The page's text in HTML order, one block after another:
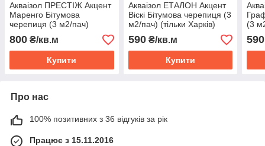
Акваізол ПРЕСТІЖ Акцент
Маренго Бітумова
черепиця (3 м2/пач)
(тільки Харків)
800 ₴/кв.м
Купити
Акваізол ЕТАЛОН Акцент
Віскі Бітумова черепиця (3
м2/пач) (тільки Харків)
590₴/кв.м
Купити
(3
590
Про нас
100% позитивних з 36 відгуків за рік
Працює з 15.11.2016